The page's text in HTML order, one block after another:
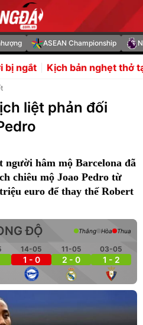
ASEAN Championship
thở tại bảng B ASEAN
liệt phản đối
người hâm mộ Barcelona đã
chiêu mộ Joao Pedro từ
euro để thay thế Robert
ĐỘ
14-05
1 - 0
11-05
2 - 0
03-05
1 - 2
Thắng Hòa Thua